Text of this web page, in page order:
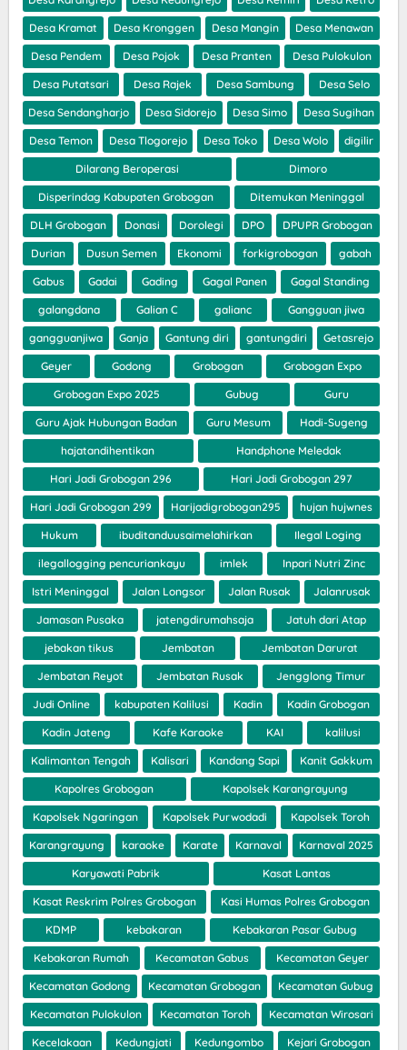
Desa Kramat Desa Kronggen Desa Mangin Desa Menawan
Desa Pendem Desa Pojok Desa Pranten Desa Pulokulon
Desa Putatsari Desa Rajek Desa Sambung Desa Selo
Desa Sendangharjo Desa Sidorejo Desa Simo Desa Sugihan
Desa Temon Desa Tlogorejo Desa Toko Desa Wolo digilir
Dilarang Beroperasi Dimoro
Disperindag Kabupaten Grobogan Ditemukan Meninggal
DLH Grobogan Donasi Dorolegi DPO DPUPR Grobogan
Durian Dusun Semen Ekonomi forkigrobogan gabah
Gabus Gadai Gading Gagal Panen Gagal Standing
galangdana Galian C galianc Gangguan jiwa
gangguanjiwa Ganja Gantung diri gantungdiri Getasrejo
Geyer Godong Grobogan Grobogan Expo
Grobogan Expo 2025 Gubug Guru
Guru Ajak Hubungan Badan Guru Mesum Hadi-Sugeng
hajatandihentikan Handphone Meledak
Hari Jadi Grobogan 296 Hari Jadi Grobogan 297
Hari Jadi Grobogan 299 Harijadigrobogan295 hujan hujwnes
Hukum ibuditanduusaimelahirkan Ilegal Loging
ilegallogging pencuriankayu imlek Inpari Nutri Zinc
Istri Meninggal Jalan Longsor Jalan Rusak Jalanrusak
Jamasan Pusaka jatengdirumahsaja Jatuh dari Atap
jebakan tikus Jembatan Jembatan Darurat
Jembatan Reyot Jembatan Rusak Jengglong Timur
Judi Online kabupaten Kalilusi Kadin Kadin Grobogan
Kadin Jateng Kafe Karaoke KAI kalilusi
Kalimantan Tengah Kalisari Kandang Sapi Kanit Gakkum
Kapolres Grobogan Kapolsek Karangrayung
Kapolsek Ngaringan Kapolsek Purwodadi Kapolsek Toroh
Karangrayung karaoke Karate Karnaval Karnaval 2025
Karyawati Pabrik Kasat Lantas
Kasat Reskrim Polres Grobogan Kasi Humas Polres Grobogan
KDMP kebakaran Kebakaran Pasar Gubug
Kebakaran Rumah Kecamatan Gabus Kecamatan Geyer
Kecamatan Godong Kecamatan Grobogan Kecamatan Gubug
Kecamatan Pulokulon Kecamatan Toroh Kecamatan Wirosari
Kecelakaan Kedungjati Kedungombo Kejari Grobogan